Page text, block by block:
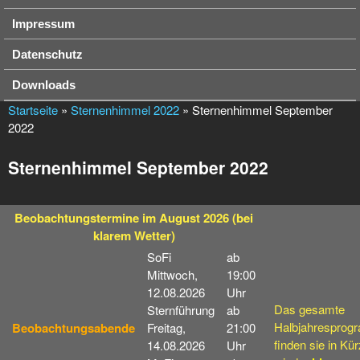
Impressum
Datenschutz
Downloads
Startseite » Sternenhimmel 2022 » Sternenhimmel September
2022
Sternenhimmel September 2022
Beobachtungstermine im August 2026(bei
klarem Wetter)
Beobachtungsabende
SoFi
Mittwoch,
12.08.2026
Sternführung
Freitag,
14.08.2026
ab
19:00
Uhr
ab
21:00
Uhr
Das gesamte
finden sie in